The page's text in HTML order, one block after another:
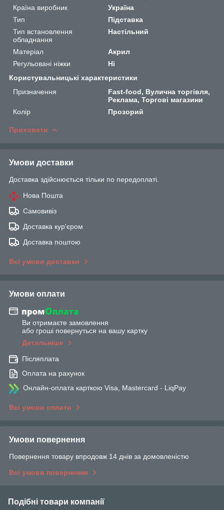
Країна виробник
Україна
Тип
Підставка
Тип встановлення
обладнання
Настільний
Матеріал
Акрил
Регульовані ніжки
Ні
Користувальницькі характеристики
Призначення
Fast-food, Вулична торгівля,
Реклама, Торгові магазини
Колір
Прозорий
Приховати
Умови доставки
Доставка здійснюється тільки по передоплаті.
Нова Пошта
Самовивіз
Доставка кур'єром
Доставка поштою
Всі умови доставки
Умови оплати
Ви отримаєте замовлення
або гроші повернуться на вашу картку
Детальніше
Післяплата
Оплата на рахунок
Онлайн-оплата карткою Visa, Mastercard - LiqPay
Всі умови оплати
Умови повернення
Повернення товару впродовж 14 днів за домовленістю
Всі умови повернення
Подібні товари компанії